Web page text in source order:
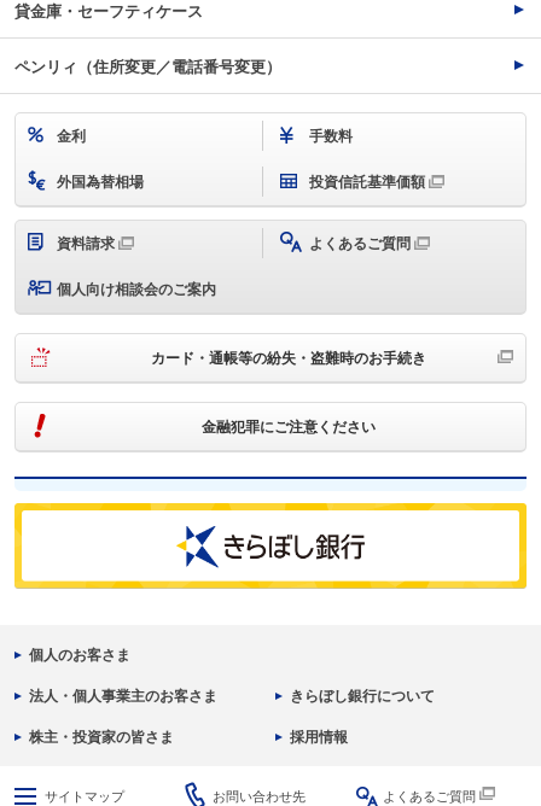
貸金庫・セーフティケース
ペンリィ（住所変更／電話番号変更）
金利 手数料
外国為替相場 投資信託基準価額
資料請求 よくあるご質問
個人向け相談会のご案内
カード・通帳等の紛失・盗難時のお手続き
金融犯罪にご注意ください
個人のお客さま
法人・個人事業主のお客さま きらぼし銀行について
株主・投資家の皆さま 採用情報
サイトマップ お問い合わせ先 よくあるご質問